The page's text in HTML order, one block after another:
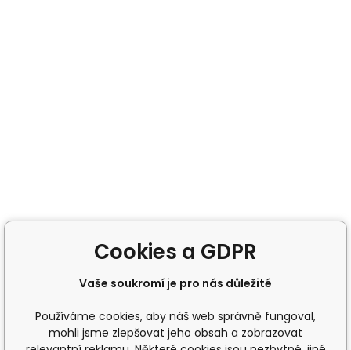
Cookies a GDPR
Vaše soukromí je pro nás důležité
Používáme cookies, aby náš web správně fungoval,
mohli jsme zlepšovat jeho obsah a zobrazovat